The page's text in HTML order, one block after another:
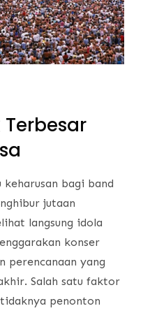
Terbesar
keharusan bagi band
jutaan
langsung idola
konser
perencanaan yang
Salah satu faktor
penonton